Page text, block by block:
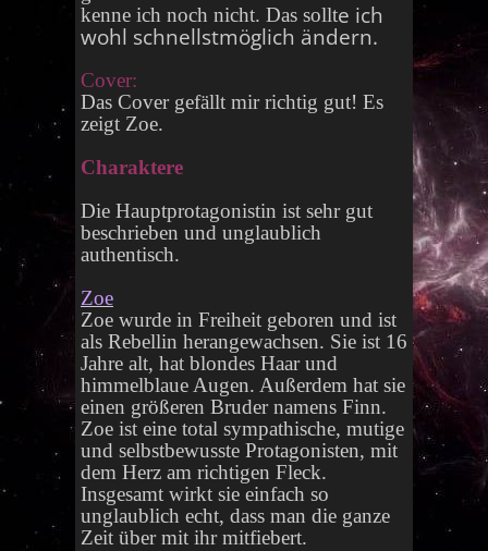
kenne ich noch nicht. Das sollte ich
wohl schnellstmöglich ändern.
Cover:
Das Cover gefällt mir richtig gut! Es
zeigt Zoe.
Charaktere
Die Hauptprotagonistin ist sehr gut
beschrieben und unglaublich
authentisch.
Zoe
Zoe wurde in Freiheit geboren und ist
als Rebellin herangewachsen. Sie ist 16
Jahre alt, hat blondes Haar und
himmelblaue Augen. Außerdem hat sie
einen größeren Bruder namens Finn.
Zoe ist eine total sympathische, mutige
und selbstbewusste Protagonisten, mit
dem Herz am richtigen Fleck.
Insgesamt wirkt sie einfach so
unglaublich echt, dass man die ganze
Zeit über mit ihr mitfiebert.